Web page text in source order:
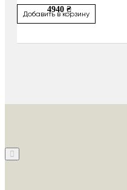
4940 ₴
Добавить в корзину